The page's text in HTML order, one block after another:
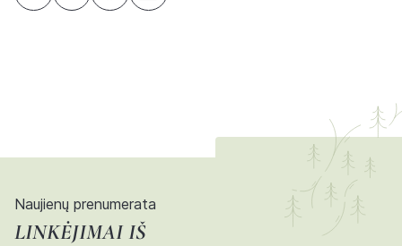
Naujienų prenumerata
LINKĖJIMAI IŠ